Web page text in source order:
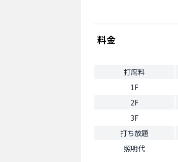
料金
打席料
1F
2F
3F
打ち放題
照明代